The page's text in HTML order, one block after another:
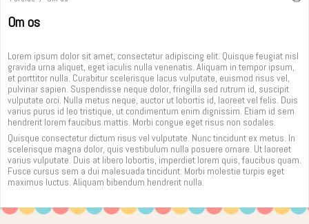
Om os
Lorem ipsum dolor sit amet, consectetur adipiscing elit. Quisque feugiat nisl
gravida urna aliquet, eget iaculis nulla venenatis. Aliquam in tempor ipsum,
et porttitor nulla. Curabitur scelerisque lacus vulputate, euismod risus vel,
pulvinar sapien. Suspendisse neque dolor, fringilla sed rutrum id, suscipit
vulputate orci. Nulla metus neque, auctor ut lobortis id, laoreet vel felis. Duis
varius purus id leo tristique, ut condimentum enim dignissim. Etiam id sem
hendrerit lorem faucibus mattis. Morbi congue eget risus non sodales.
Quisque consectetur dictum risus vel vulputate. Nunc tincidunt ex metus. In
scelerisque magna dolor, quis vestibulum nulla posuere ornare. Ut laoreet
varius vulputate. Duis at libero lobortis, imperdiet lorem quis, faucibus quam.
Fusce cursus sem a dui malesuada tincidunt. Morbi molestie turpis eget
maximus luctus. Aliquam bibendum hendrerit nulla.